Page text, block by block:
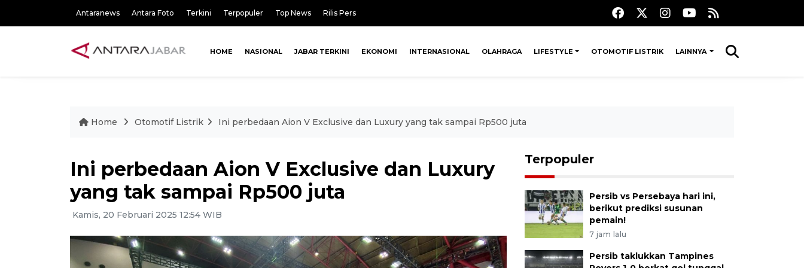
Antaranews Antara Foto Terkini Terpopuler Top News Rilis Pers
HOME NASIONAL JABAR TERKINI EKONOMI INTERNASIONAL OLAHRAGA LIFESTYLE OTOMOTIF LISTRIK LAINNYA
Home Otomotif Listrik Ini perbedaan Aion V Exclusive dan Luxury yang tak sampai Rp500 juta
Ini perbedaan Aion V Exclusive dan Luxury
yang tak sampai Rp500 juta
Kamis, 20 Februari 2025 12:54 WIB
Terpopuler
Persib vs Persebaya hari ini,
berikut prediksi susunan
pemain!
7 jam lalu
Persib taklukkan Tampines